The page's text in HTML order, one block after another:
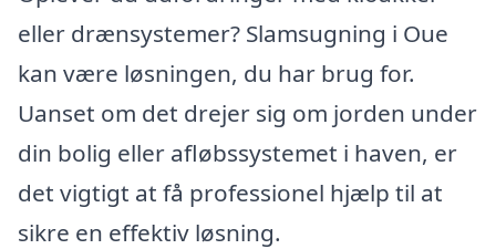
eller drænsystemer? Slamsugning i Oue
kan være løsningen, du har brug for.
Uanset om det drejer sig om jorden under
din bolig eller afløbssystemet i haven, er
det vigtigt at få professionel hjælp til at
sikre en effektiv løsning.